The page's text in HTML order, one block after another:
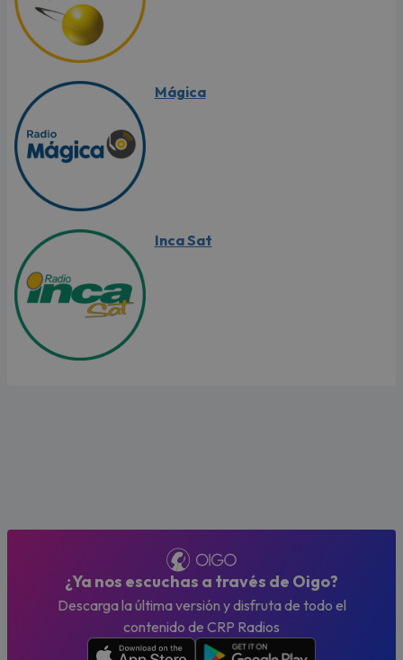
Mágica
Inca Sat
¿Ya nos escuchas a través de Oigo?
Descarga la última versión y disfruta de todo el
contenido de CRP Radios